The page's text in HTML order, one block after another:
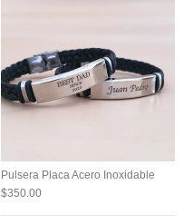
Pulsera Placa Acero Inoxidable
$350.00